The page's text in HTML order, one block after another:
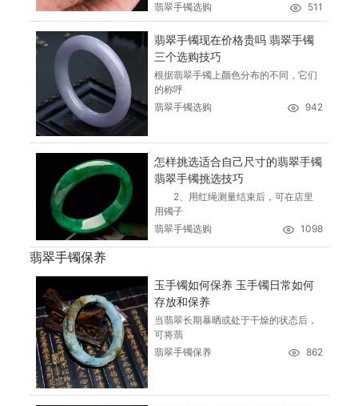
翡翠手镯选购
511
翡翠手镯现在价格贵吗 翡翠手镯
三个选购技巧
根据翡翠手镯上颜色分布的不同，它们
的称呼
翡翠手镯选购
942
怎样挑选适合自己尺寸的翡翠手镯
翡翠手镯挑选技巧
2、用红绳测量结束后，可在店里
用镯子
翡翠手镯选购
1098
翡翠手镯保养
玉手镯如何保养 玉手镯日常如何
存放和保养
当翡翠长期暴晒或处于干燥的状态后，
可将翡
翡翠手镯保养
862